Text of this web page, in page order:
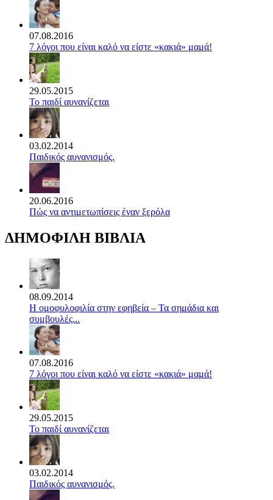
07.08.2016
7 λόγοι που είναι καλό να είστε «κακιά» μαμά!
29.05.2015
Το παιδί αυνανίζεται
03.02.2014
Παιδικός αυνανισμός.
20.06.2016
Πώς να αντιμετωπίσεις έναν ξερόλα
ΔΗΜΟΦΙΛΗ ΒΙΒΛΙΑ
08.09.2014
Η ομοφυλοφιλία στην εφηβεία – Τα σημάδια και
συμβουλές...
07.08.2016
7 λόγοι που είναι καλό να είστε «κακιά» μαμά!
29.05.2015
Το παιδί αυνανίζεται
03.02.2014
Παιδικός αυνανισμός.